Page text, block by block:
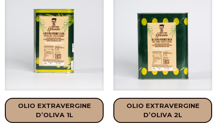
OLIO EXTRAVERGINE
D’OLIVA 1L
OLIO EXTRAVERGINE
D’OLIVA 2L